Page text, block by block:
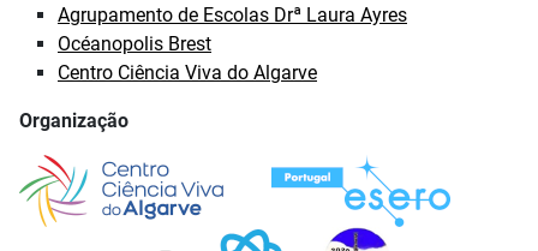
Agrupamento de Escolas Drª Laura Ayres
Océanopolis Brest
Centro Ciência Viva do Algarve
Organização